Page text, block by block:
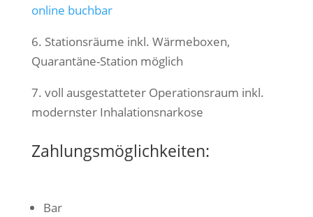
online buchbar
6. Stationsräume inkl. Wärmeboxen,
Quarantäne-Station möglich
7. voll ausgestatteter Operationsraum inkl.
modernster Inhalationsnarkose
Zahlungsmöglichkeiten:
Bar